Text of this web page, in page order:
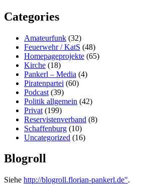
Categories
Amateurfunk (32)
Feuerwehr / KatS (48)
Homepageprojekte (65)
Kirche (18)
Pankerl – Media (4)
Piratenpartei (60)
Podcast (39)
Politik allgemein (42)
Privat (199)
Reservistenverband (8)
Schaffenburg (10)
Uncategorized (16)
Blogroll
Siehe http://blogroll.florian-pankerl.de".